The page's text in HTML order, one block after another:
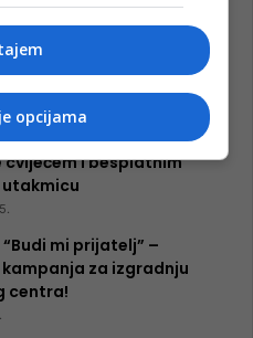
gradi BiH-Jovan Divjak“
u posljednje 22 godine imao
Igmana iznenadili
cvijećem i besplatnim
mi prijatelj” –
za izgradnju
centra!
opcijama